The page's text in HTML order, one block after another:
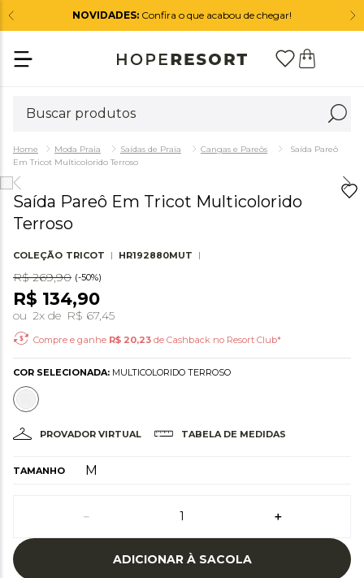
NOVIDADES: Confira o que acabou de chegar!
Moda Praia Saídas de Praia Cangas e Pareôs
Saída Pareô
Em Tricot Multicolorido Terroso
Saída Pareô Em Tricot Multicolorido
Terroso
COLEÇÃO TRICOT HR192880MUT
R$ 269,90 (-50%)
R$ 134,90
ou 2x de R$ 67,45
Compre e ganhe R$ 20,23 de Cashback no Resort Club*
COR SELECIONADA: MULTICOLORIDO TERROSO
PROVADOR VIRTUAL TABELA DE MEDIDAS
TAMANHO M
＋
－
ADICIONAR À SACOLA